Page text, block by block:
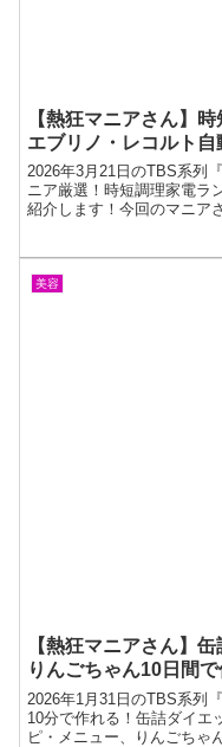
【熱狂マニアさん】
エブリノ・レコルト
2026年3月21日のTBS系列
ニア厳選！時短調理家電ラ
紹介します！今回のマニア
量販店でベスト7を当てら
す。時短調理家電ランキ...
美容
【熱狂マニアさん】
りんごちゃん10日間
2026年1月31日のTBS系列
10分で作れる！缶詰ダイエ
ピ・メニュー、りんごちゃ